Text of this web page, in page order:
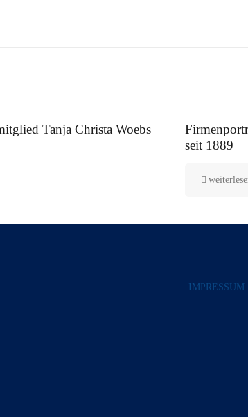
Tanja Christa Woebs
seit 1889
IMPRESSUM